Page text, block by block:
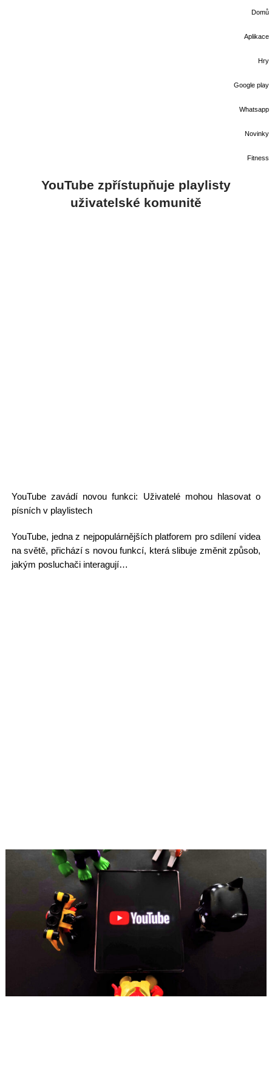
Domů
Aplikace
Hry
Google play
Whatsapp
Novinky
Fitness
YouTube zpřístupňuje playlisty
uživatelské komunitě
YouTube zavádí novou funkci: Uživatelé mohou hlasovat o
písních v playlistech
YouTube, jedna z nejpopulárnějších platforem pro sdílení videa
na světě, přichází s novou funkcí, která slibuje změnit způsob,
jakým posluchači interagují…